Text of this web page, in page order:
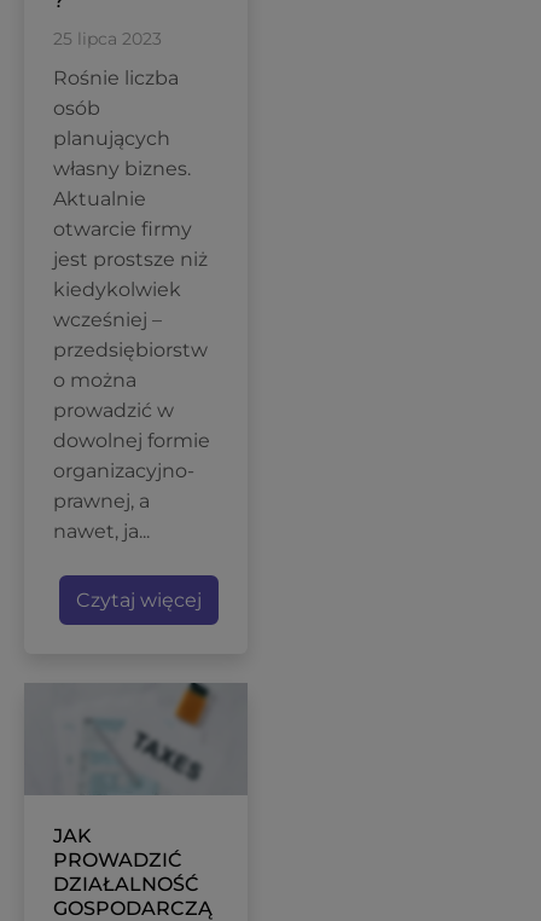
25 lipca 2023
Rośnie liczba
osób
planujących
własny biznes.
Aktualnie
otwarcie firmy
jest prostsze niż
kiedykolwiek
wcześniej –
przedsiębiorstw
o można
prowadzić w
dowolnej formie
organizacyjno-
prawnej, a
nawet, ja...
Czytaj więcej
JAK
PROWADZIĆ
DZIAŁALNOŚĆ
GOSPODARCZĄ